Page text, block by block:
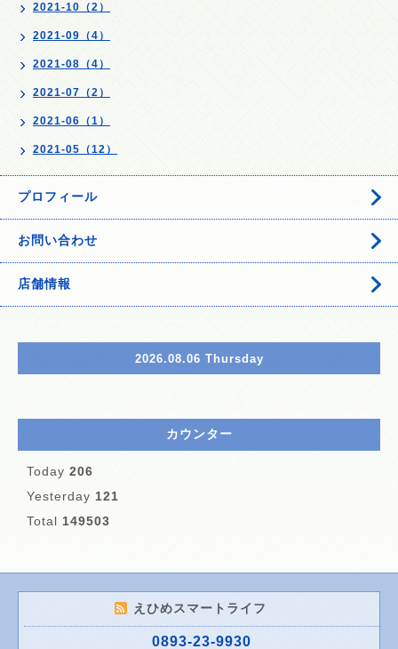
2021-10（2）
2021-09（4）
2021-08（4）
2021-07（2）
2021-06（1）
2021-05（12）
プロフィール
お問い合わせ
店舗情報
2026.08.06 Thursday
カウンター
Today 206
Yesterday 121
Total 149503
えひめスマートライフ
0893-23-9930